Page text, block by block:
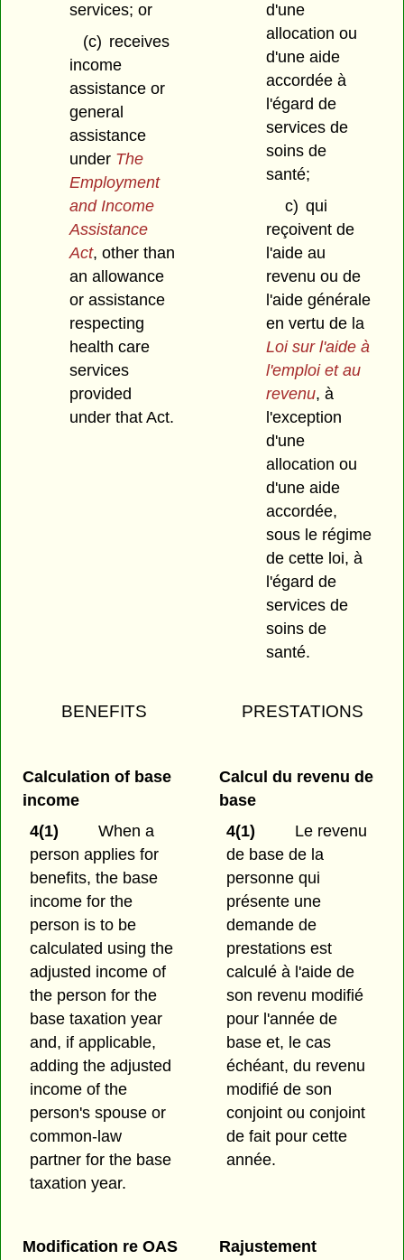
services; or
(c) receives
income
assistance or
general
assistance
under The
Employment
and Income
Assistance
Act, other than
an allowance
or assistance
respecting
health care
services
provided
under that Act.
d'une
allocation ou
d'une aide
accordée à
l'égard de
services de
soins de
santé;
c) qui
reçoivent de
l'aide au
revenu ou de
l'aide générale
en vertu de la
Loi sur l'aide à
l'emploi et au
revenu, à
l'exception
d'une
allocation ou
d'une aide
accordée,
sous le régime
de cette loi, à
l'égard de
services de
soins de
santé.
BENEFITS PRESTATIONS
Calculation of base
income
4(1)
When a
person applies for
benefits, the base
income for the
person is to be
calculated using the
adjusted income of
the person for the
base taxation year
and, if applicable,
adding the adjusted
income of the
person's spouse or
common-law
partner for the base
taxation year.
Calcul du revenu de
base
4(1)
Le revenu
de base de la
personne qui
présente une
demande de
prestations est
calculé à l'aide de
son revenu modifié
pour l'année de
base et, le cas
échéant, du revenu
modifié de son
conjoint ou conjoint
de fait pour cette
année.
Modification re OAS
Rajustement